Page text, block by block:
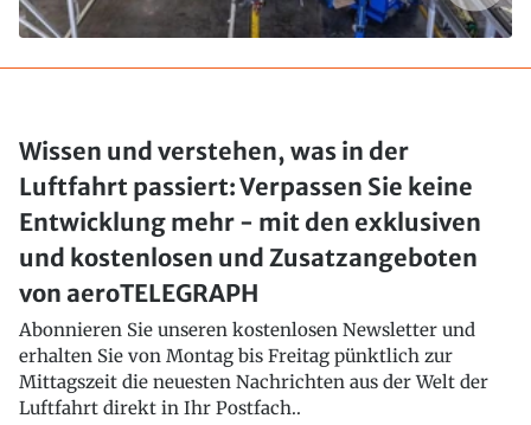
Wissen und verstehen, was in der
Luftfahrt passiert: Verpassen Sie keine
Entwicklung mehr - mit den exklusiven
und kostenlosen und Zusatzangeboten
von aeroTELEGRAPH
Abonnieren Sie unseren kostenlosen Newsletter und
erhalten Sie von Montag bis Freitag pünktlich zur
Mittagszeit die neuesten Nachrichten aus der Welt der
Luftfahrt direkt in Ihr Postfach..